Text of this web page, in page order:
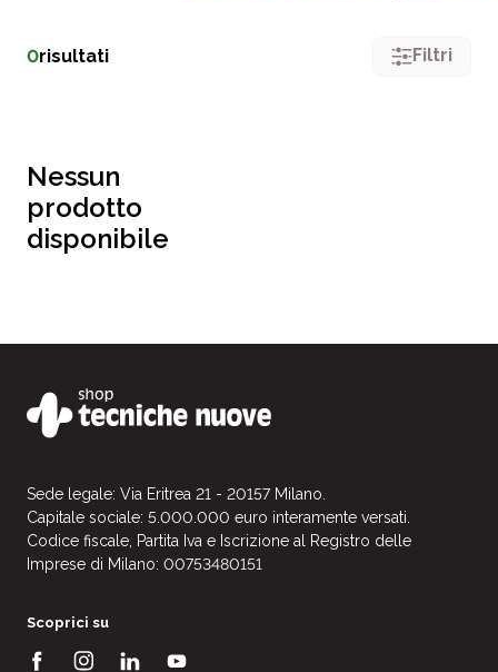
0risultati Filtri
Nessun
prodotto
disponibile
Sede legale: Via Eritrea 21 - 20157 Milano.
Capitale sociale: 5.000.000 euro interamente versati.
Codice fiscale, Partita Iva e Iscrizione al Registro delle
Imprese di Milano: 00753480151
Scoprici su